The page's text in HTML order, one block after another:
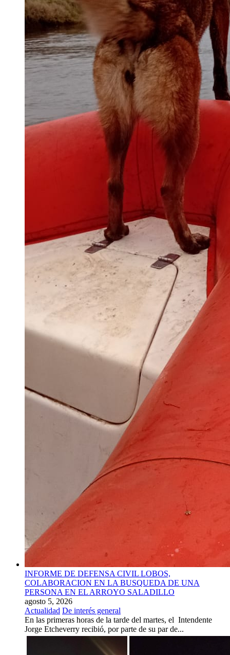
INFORME DE DEFENSA CIVIL LOBOS,
COLABORACION EN LA BUSQUEDA DE UNA
PERSONA EN EL ARROYO SALADILLO
agosto 5, 2026
Actualidad De interés general
En las primeras horas de la tarde del martes, el Intendente
Jorge Etcheverry recibió, por parte de su par de...